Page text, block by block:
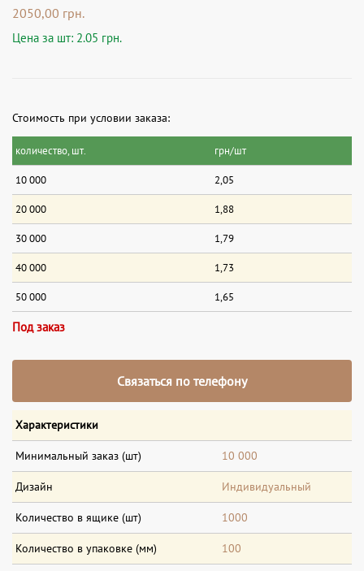
2050,00 грн.
Цена за шт: 2.05 грн.
Стоимость при условии заказа:
количество, шт. грн/шт
10 000 2,05
20 000 1,88
30 000 1,79
40 000 1,73
50 000 1,65
Под заказ
Связаться по телефону
Характеристики
Минимальный заказ (шт) 10 000
Дизайн Индивидуальный
Количество в ящике (шт) 1000
Количество в упаковке (мм) 100